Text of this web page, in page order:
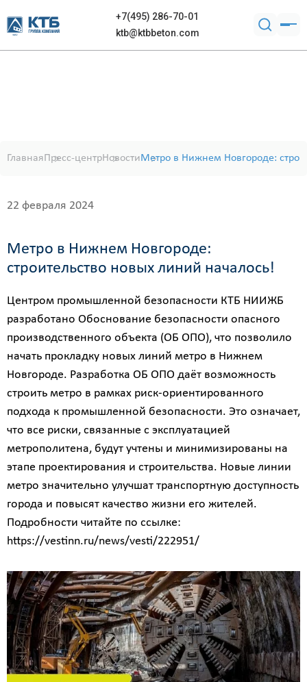
+7(495) 286-70-01
ktb@ktbbeton.com
ГлавнаяПресс-центрНовостиМетро в Нижнем Новгороде:
22 февраля 2024
Метро в Нижнем Новгороде:
строительство новых линий началось!
Центром промышленной безопасности КТБ НИИЖБ
разработано Обоснование безопасности опасного
производственного объекта (ОБ ОПО), что позволило
начать прокладку новых линий метро в Нижнем
Новгороде. Разработка ОБ ОПО даёт возможность
строить метро в рамках риск-ориентированного
подхода к промышленной безопасности. Это означает,
что все риски, связанные с эксплуатацией
метрополитена, будут учтены и минимизированы на
этапе проектирования и строительства. Новые линии
метро значительно улучшат транспортную доступность
города и повысят качество жизни его жителей.
Подробности читайте по ссылке:
https://vestinn.ru/news/vesti/222951/